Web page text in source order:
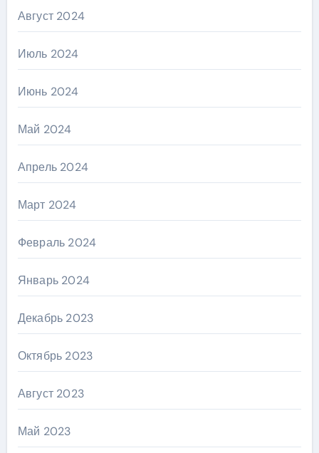
Август 2024
Июль 2024
Июнь 2024
Май 2024
Апрель 2024
Март 2024
Февраль 2024
Январь 2024
Декабрь 2023
Октябрь 2023
Август 2023
Май 2023